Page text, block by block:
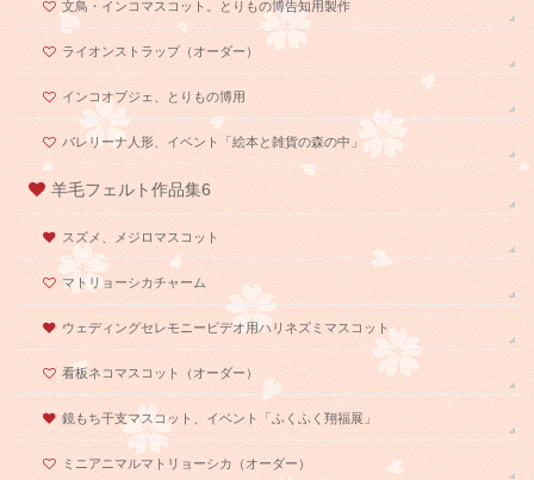
文鳥・インコマスコット。とりもの博告知用製作
ライオンストラップ（オーダー）
インコオブジェ、とりもの博用
バレリーナ人形、イベント「絵本と雑貨の森の中」
羊毛フェルト作品集6
スズメ、メジロマスコット
マトリョーシカチャーム
ウェディングセレモニービデオ用ハリネズミマスコット
看板ネコマスコット（オーダー）
鏡もち干支マスコット、イベント「ふくふく翔福展」
ミニアニマルマトリョーシカ（オーダー）